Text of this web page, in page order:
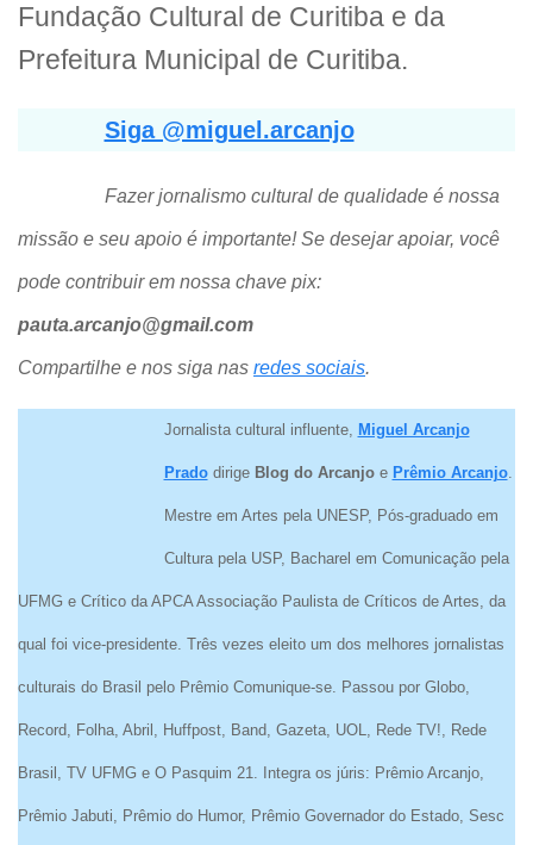
Fundação Cultural de Curitiba e da
Prefeitura Municipal de Curitiba.
Siga @miguel.arcanjo
Fazer jornalismo cultural de qualidade é nossa
missão e seu apoio é importante! Se desejar apoiar, você
pode contribuir em nossa chave pix:
pauta.arcanjo@gmail.com
Compartilhe e nos siga nas redes sociais.
Jornalista cultural influente, Miguel Arcanjo
Pradodirige Blog do Arcanjoe Prêmio Arcanjo.
Mestre em Artes pela UNESP, Pós-graduado em
Cultura pela USP, Bacharel em Comunicação pela
UFMG e Crítico da APCA Associação Paulista de Críticos de Artes, da
qual foi vice-presidente. Três vezes eleito um dos melhores jornalistas
culturais do Brasil pelo Prêmio Comunique-se. Passou por Globo,
Record, Folha, Abril, Huffpost, Band, Gazeta, UOL, Rede TV!, Rede
Brasil, TV UFMG e O Pasquim 21. Integra os júris: Prêmio Arcanjo,
Prêmio Jabuti, Prêmio do Humor, Prêmio Governador do Estado, Sesc